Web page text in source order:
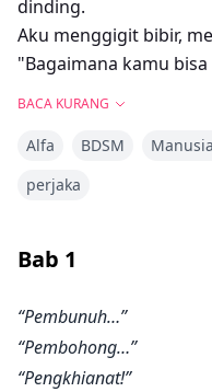
dinding.
Aku menggigit bibir,
"Bagaimana kamu
tidak rasional,
diprediksi dan lebih
sungguh-sungguh,
tubuhnya. Tubuhnya
sendirinya, merespons
Aroma abu kayu dan
BACA KURANG
Alfa BDSM
perjaka
Bab 1
“Pembunuh…”
“Pembohong…”
“Pengkhianat!”